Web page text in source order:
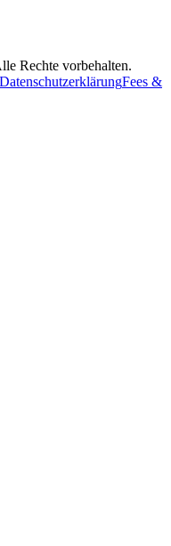
Rechte vorbehalten.
DatenschutzerklärungFees &